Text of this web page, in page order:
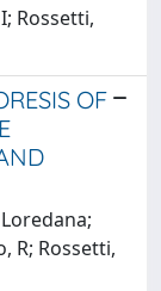
Rossetti,
OF
R; Rossetti,